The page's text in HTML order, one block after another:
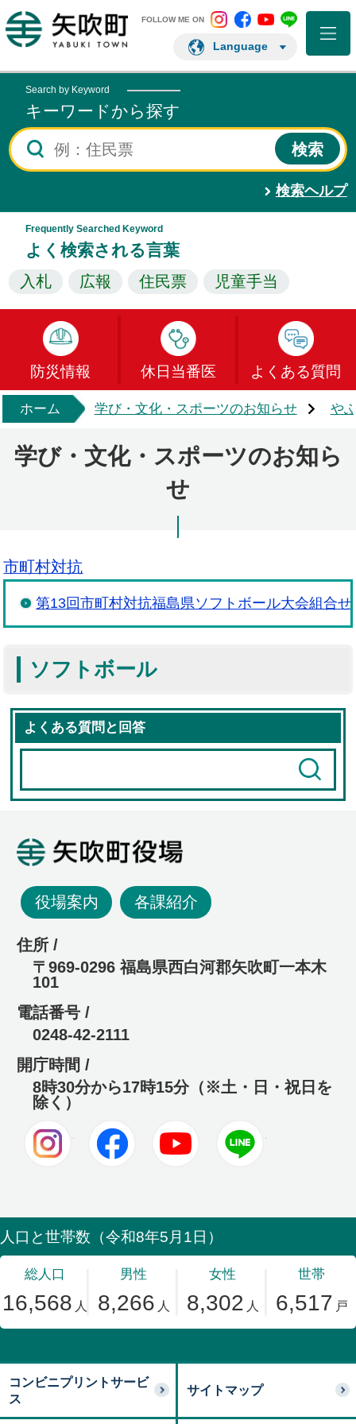
矢吹町ホームページ
FOLLOW ME ON 矢吹町 Instagram
矢吹町矢吹町矢吹町
Language
Search by Keyword
キーワードから探す
検索ヘルプ
Frequently Searched Keyword
よく検索される言葉
入札 広報 住民票 児童手当
防災情報 休日当番医 よくある質問
ホーム 学び・文化・スポーツのお知らせ や
学び・文化・スポーツのお知ら
せ
市町村対抗
第13回市町村対抗福島県ソフトボール大会組合
ソフトボール
よくある質問と回答
役場案内 各課紹介
住所 /
〒969-0296 福島県西白河郡矢吹町一本木
101
電話番号 /
0248-42-2111
開庁時間 /
8時30分から17時15分（※土・日・祝日を
除く）
Instagram Facebook Youtube
コンビニプリントサービ
ス
サイトマップ